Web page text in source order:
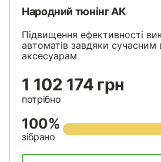
Народний тюнінг АК
Підвищення ефективності
автоматів завдяки сучасним
аксесуарам
1 102 174 грн
потрібно
100%
зібрано